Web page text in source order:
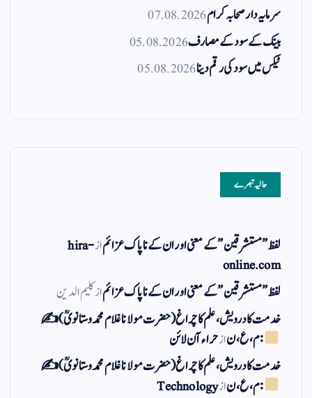
سرمایہ دار صحابہ کرام07.08.2026
بینک کے سود کے مصارف05.08.2026
ٹیکس میں سود کی رقم دینا05.08.2026
حالیہ تبصرے
لفظ ” مستشرقین ” کے معنی اور ان کے نا پاک عزائمازhira-
online.com
لفظ ” مستشرقین ” کے معنی اور ان کے نا پاک عزائمازکلیم الدین
خدمت کا درویش، علم کا چراغ(حضرت مولانا غلام محمد وستانویؒ)✍
: م ، ع ، نازحراء آن لائن
خدمت کا درویش، علم کا چراغ(حضرت مولانا غلام محمد وستانویؒ)✍
: م ، ع ، نازTechnology